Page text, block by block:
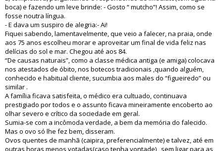
boca) e fazendo um leve brinde: - Gosto “ mutcho”! Assim, como se
fosse noutra língua.
- E dava um suspiro de alegria:- Ai!
Fiquei sabendo, lamentavelmente, que veio a falecer, na praia, onde
aos 75 anos escolheu morar e aproveitar um final de vida feliz nas
delícias do sol e mar. Chegou até aos 84.
“De causas naturais”, como a classe médica antiga (e amiga) colocava
nos atestados de óbito, nos botecos tradicionais ,quando alguém,
conhecido e habitual cliente, sucumbia aos males do “figueiredo” ou
similar .
A família ficava satisfeita, o médico era cultuado, continuava
prestigiado por todos e o assunto ficava mineiramente encoberto ao
olhar severo e crítico da sociedade em geral.
Sumia-se com a incômoda verdade, a bem da memória do falecido.
Mas o ovo só lhe fez bem, disseram.
Ovos quentes de manhã (caipira, preferencialmente) e talvez, até em
outras horas menos votadas(caso tenha vontade) , sem ligar para as